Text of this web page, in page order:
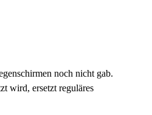
noch nicht gab.
wird, ersetzt reguläres